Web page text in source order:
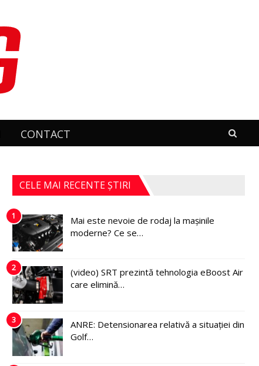
CONTACT
CELE MAI RECENTE ȘTIRI
1
Mai este nevoie de rodaj la mașinile
moderne? Ce se…
2
(video) SRT prezintă tehnologia eBoost Air
care elimină…
3
ANRE: Detensionarea relativă a situației din
Golf…